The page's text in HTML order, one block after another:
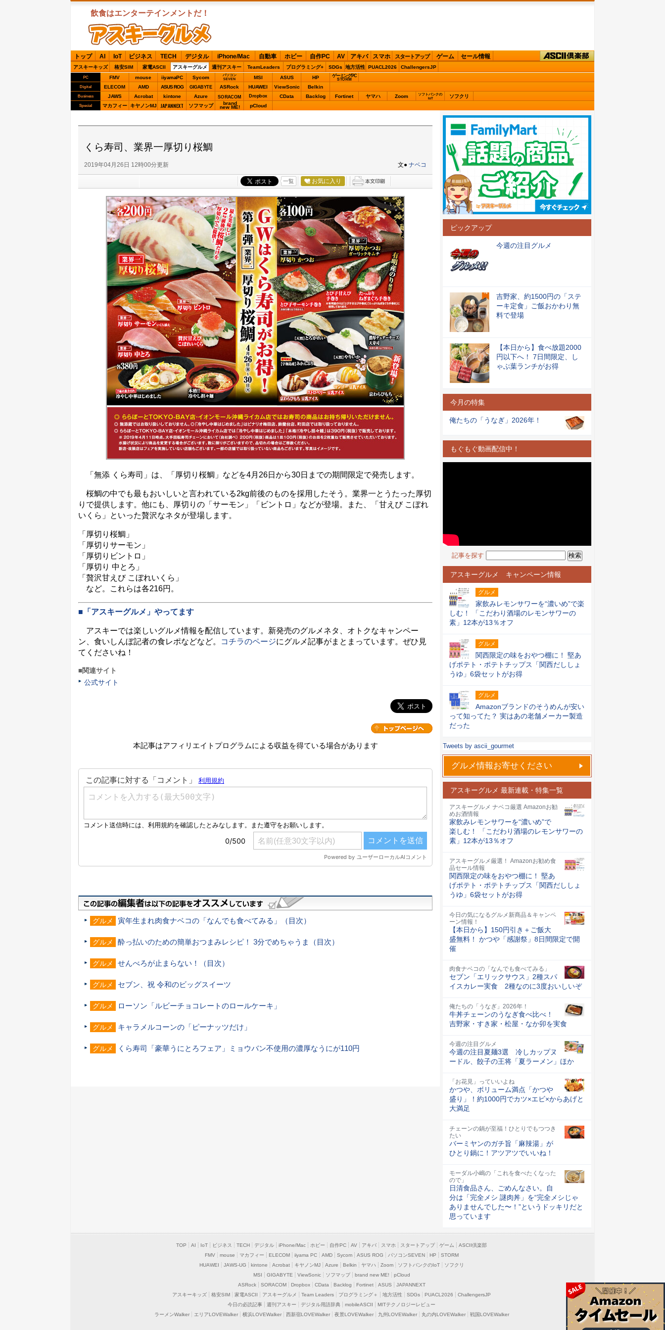
飲食はエンターテインメントだ！
ASCIIグルメ
トップ AI IoT ビジネス TECH デジタル iPhone/Mac 自動車 ホビー 自作PC AV アキバ スマホ スタートアップ ゲーム セール情報
アスキーキッズ 格安SIM 家電ASCII アスキーグルメ 週刊アスキー TeamLeaders プログラミング+ SDGs 地方活性 PUACL2026 ChallengersJP
PC FMV mouse iiyamaPC Sycom
パソコン
SEVEN
MSI ASUS HP ゲーミングPC
STORM
Digital ELECOM AMD ASUS ROG GIGABYTE ASRock HUAWEI ViewSonic Belkin
Business JAWS Acrobat kintone Azure SORACOM Dropbox CData Backlog Fortinet ヤマハ Zoom
ソフトバンクの
IoT
ソフクリ
Special マカフィー キヤノンMJ JAPANNEXT ソフマップ brand
new ME! pCloud
くら寿司、業界一厚切り桜鯛
2019年04月26日 12時00分更新 文● ナベコ
一覧 お気に入り
「無添 くら寿司」は、「厚切り桜鯛」などを4月26日から30日までの期間限定で発売します。
桜鯛の中でも最もおいしいと言われている2kg前後のものを採用したそう。業界一とうたった厚切
りで提供します。他にも、厚切りの「サーモン」「ビントロ」などが登場。また、「甘えび こぼれ
いくら」といった贅沢なネタが登場します。
「厚切り桜鯛」
「厚切りサーモン」
「厚切りビントロ」
「厚切り 中とろ」
「贅沢甘えび こぼれいくら」
など。これらは各216円。
■「アスキーグルメ」やってます
アスキーでは楽しいグルメ情報を配信しています。新発売のグルメネタ、オトクなキャンペー
ン、食いしんぼ記者の食レポなどなど。
コチラのページにグルメ記事がまとまっています。ぜひ見
てくださいね！
■関連サイト
公式サイト
本記事はアフィリエイトプログラムによる収益を得ている場合があります
グルメ 寅年生まれ肉食ナベコの「なんでも食べてみる」（目次）
グルメ 酔っ払いのための簡単おつまみレシピ！ 3分でめちゃうま（目次）
グルメ せんべろが止まらない！（目次）
グルメ セブン、祝 令和のビッグスイーツ
グルメ ローソン「ルビーチョコレートのロールケーキ」
グルメ キャラメルコーンの「ピーナッツだけ」
グルメ くら寿司「豪華うにとろフェア」ミョウバン不使用の濃厚なうにが110円
ピックアップ
今週の注目グルメ
吉野家、約1500円の「ステ
ーキ定食」ご飯おかわり無
料で登場
【本日から】食べ放題2000
円以下へ！ 7日間限定、し
ゃぶ葉ランチがお得
今月の特集
俺たちの「うなぎ」2026年！
もぐもぐ動画配信中！
記事を探す
アスキーグルメ キャンペーン情報
グルメ
家飲みレモンサワーを“濃いめ”で楽
しむ！ 「こだわり酒場のレモンサワーの
素」12本が13％オフ
グルメ
関西限定の味をおやつ棚に！ 堅あ
げポテト・ポテトチップス「関西だししょ
うゆ」6袋セットがお得
グルメ
Amazonブランドのそうめんが安い
って知ってた？ 実はあの老舗メーカー製造
だった
Tweets by ascii_gourmet
グルメ情報お寄せください
アスキーグルメ 最新連載・特集一覧
アスキーグルメ ナベコ厳選 Amazonお勧
めお酒情報
家飲みレモンサワーを“濃いめ”で
楽しむ！ 「こだわり酒場のレモンサワーの
素」12本が13％オフ
アスキーグルメ厳選！ Amazonお勧め食
品セール情報
関西限定の味をおやつ棚に！ 堅あ
げポテト・ポテトチップス「関西だししょ
うゆ」6袋セットがお得
今日の気になるグルメ新商品＆キャンペ
ーン情報！
【本日から】150円引き＋ご飯大
盛無料！ かつや「感謝祭」8日間限定で開
催
肉食ナベコの「なんでも食べてみる」
セブン「エリックサウス」2種スパ
イスカレー実食 2種なのに3度おいしいぞ
俺たちの「うなぎ」2026年！
牛丼チェーンのうなぎ食べ比べ！
吉野家・すき家・松屋・なか卯を実食
今週の注目グルメ
今週の注目夏麺3選 冷しカップヌ
ードル、餃子の王将「夏ラーメン」ほか
「お花見」っていいよね
かつや、ボリューム満点「かつや
盛り」！約1000円でカツ×エビ×からあげと
大満足
チェーンの鍋が至福！ひとりでもつつき
たい
バーミヤンのガチ旨「麻辣湯」が
ひとり鍋に！アツアツでいいね！
モーダル小嶋の「これを食べたくなった
ので」
日清食品さん、ごめんなさい。自
分は「完全メシ 謎肉丼」を“完全メシじゃ
ありませんでした〜！”というドッキリだと
思っています
TOP AI IoT ビジネス TECH デジタル iPhone/Mac ホビー 自作PC AV アキバ スマホ スタートアップ ゲーム
ASCII倶楽部
FMV
mouse マカフィー ELECOM iiyama PC AMD Sycom ASUS ROG パソコンSEVEN HP
STORM
HUAWEI
JAWS-UG kintone Acrobat キヤノンMJ Azure Belkin ヤマハ Zoom ソフトバンクのIoT
ソフクリ
MSI
GIGABYTE ViewSonic ソフマップ brand new ME!
pCloud
ASRock
SORACOM Dropbox CData Backlog Fortinet ASUS
JAPANNEXT
アスキーキッズ
格安SIM 家電ASCII アスキーグルメ Team Leaders プログラミング＋ 地方活性 SDGs PUACL2026
ChallengersJP
今日の必読記事
週刊アスキー デジタル用語辞典 mobileASCII
MITテクノロジーレビュー
ラーメンWalker
エリアLOVEWalker 横浜LOVEWalker 西新宿LOVEWalker 夜景LOVEWalker 九州LOVEWalker 丸の内LOVEWalker 戦国LOVEWalker